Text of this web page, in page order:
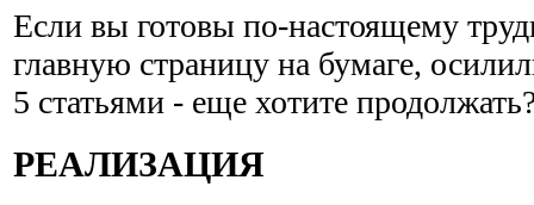
Если вы готовы по-настоящему
главную страницу на бумаге,
5 статьями - еще хотите
РЕАЛИЗАЦИЯ